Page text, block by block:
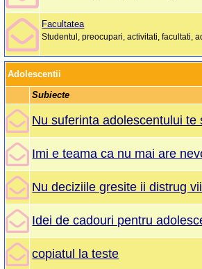
Facultatea
Studentul, preocupari, activitati, facultati,
Adolescentii
Subiecte
Nu suferinta adolescentului
Imi e teama ca nu mai are
Nu deciziile gresite ii distrug
Idei de cadouri pentru
copiatul la teste